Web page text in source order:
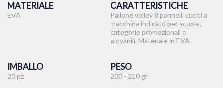
MATERIALE
EVA
CARATTERISTICHE
Pallone volley 8 pannelli cuciti a
macchina indicato per scuole,
categorie promozionali e
giovanili. Materiale in EVA.
IMBALLO
20 pz
PESO
200 - 210 gr